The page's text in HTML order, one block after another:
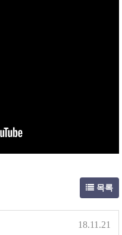
목록
18.11.21